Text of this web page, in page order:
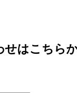
せはこちら